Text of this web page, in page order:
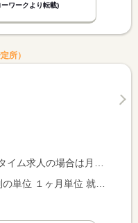
ーワークより転載)
所）
ト求人の場合は時間額を表示しています。